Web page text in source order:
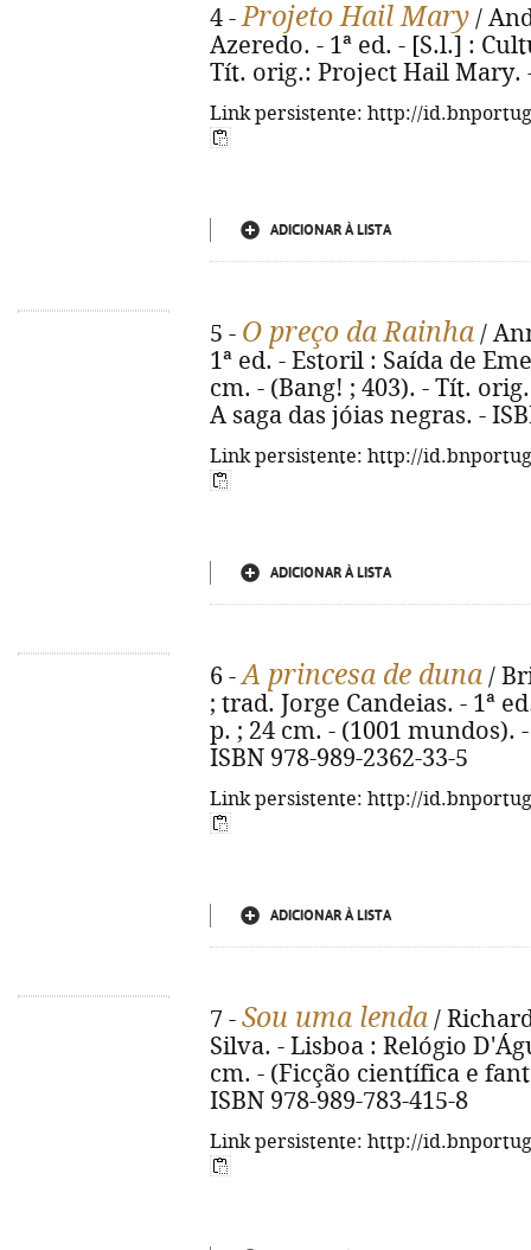
4 -Projeto Hail Mary /
Azeredo. - 1ª ed. - [S.l.] :
Tít. orig.: Project Hail Mary. -
Link persistente: http://
ADICIONAR À LISTA
5 - O preço da Rainha /
1ª ed. - Estoril : Saída de
cm. - (Bang! ; 403). - Tít.
A saga das jóias negras. -
Link persistente: http://
ADICIONAR À LISTA
6 -A princesa de duna /
; trad. Jorge Candeias. - 1ª
p. ; 24 cm. - (1001 mundos).
ISBN 978-989-2362-33-5
Link persistente: http://
ADICIONAR À LISTA
7 - Sou uma lenda /
Silva. - Lisboa : Relógio
cm. - (Ficção científica e
ISBN 978-989-783-415-8
Link persistente: http://